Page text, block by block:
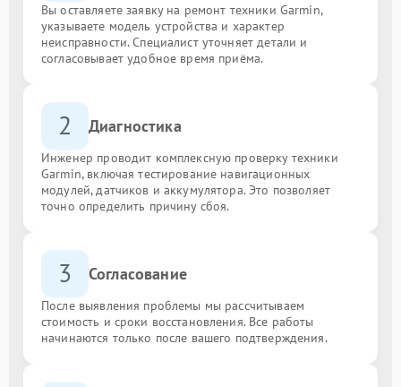
Вы оставляете заявку на ремонт техники Garmin,
указываете модель устройства и характер
неисправности. Специалист уточняет детали и
согласовывает удобное время приёма.
2 Диагностика
Инженер проводит комплексную проверку техники
Garmin, включая тестирование навигационных
модулей, датчиков и аккумулятора. Это позволяет
точно определить причину сбоя.
3 Согласование
После выявления проблемы мы рассчитываем
стоимость и сроки восстановления. Все работы
начинаются только после вашего подтверждения.